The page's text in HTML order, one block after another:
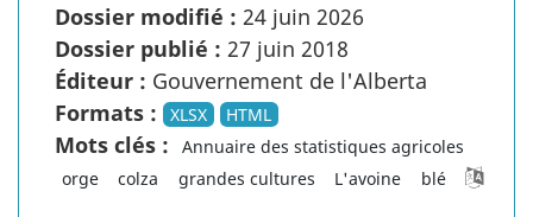
Dossier modifié : 24 juin 2026
Dossier publié : 27 juin 2018
Éditeur : Gouvernement de l'Alberta
Formats :
XLSX HTML
Mots clés :
Annuaire des statistiques agricoles
orge
colza grandes cultures L'avoine blé